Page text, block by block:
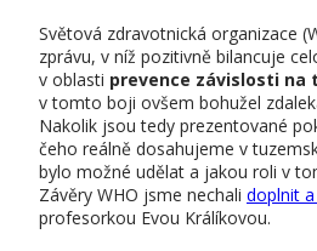
Světová zdravotnická organizace
zprávu, v níž pozitivně bilancuje
v oblasti prevence závislosti na
v tomto boji ovšem bohužel
Nakolik jsou tedy prezentované
čeho reálně dosahujeme v
bylo možné udělat a jakou roli v
Závěry WHO jsme nechali doplnit
profesorkou Evou Králíkovou.